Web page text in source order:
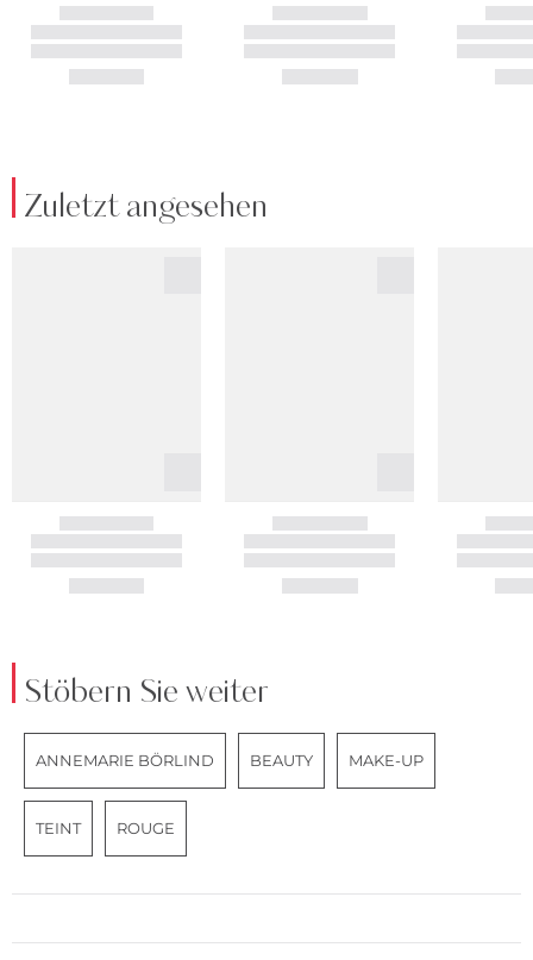
Zuletzt angesehen
Stöbern Sie weiter
ANNEMARIE BÖRLIND BEAUTY MAKE-UP
TEINT ROUGE